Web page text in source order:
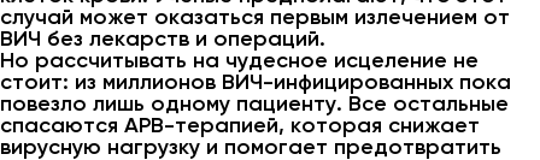
случай может оказаться первым излечением от
ВИЧ без лекарств и операций.
Но рассчитывать на чудесное исцеление не
стоит: из миллионов ВИЧ-инфицированных пока
повезло лишь одному пациенту. Все остальные
спасаются АРВ-терапией, которая снижает
вирусную нагрузку и помогает предотвратить